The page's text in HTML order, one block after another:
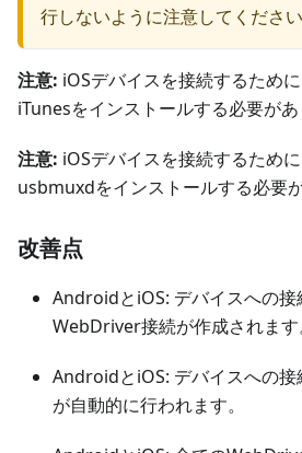
行しないように注意してください
注意: iOSデバイスを接続するため
iTunesをインストールする必要があ
注意: iOSデバイスを接続するため
usbmuxdをインストールする必要が
改善点
AndroidとiOS: デバイスへの接
WebDriver接続が作成されます
AndroidとiOS: デバイスへの接
が自動的に行われます。